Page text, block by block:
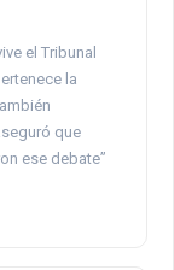
el Tribunal
la
que
ese debate”